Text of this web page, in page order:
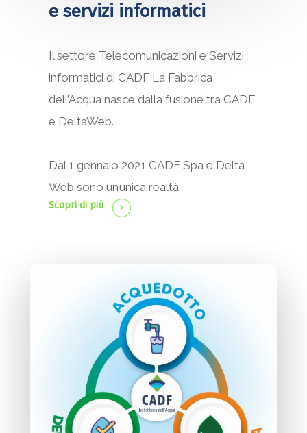
e servizi informatici
Il settore Telecomunicazioni e Servizi
informatici di CADF La Fabbrica
dell’Acqua nasce dalla fusione tra CADF
e DeltaWeb.
Dal 1 gennaio 2021 CADF Spa e Delta
Web sono un’unica realtà.
Scopri di più